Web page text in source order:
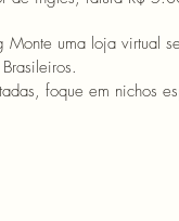
Monte uma loja virtual
foque em nichos